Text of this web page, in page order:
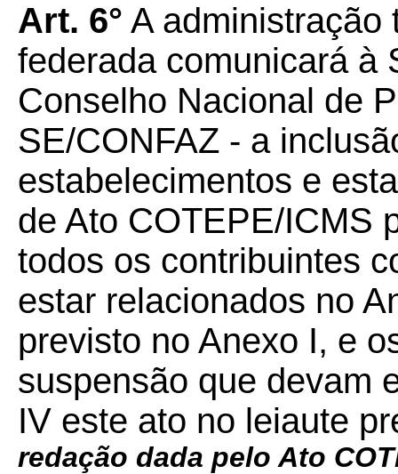
Art. 6° A administração
federada comunicará à
Conselho Nacional de
SE/CONFAZ - a
estabelecimentos e
de Ato COTEPE/ICMS
todos os contribuintes
estar relacionados no
previsto no Anexo I, e
suspensão que devam
IV este ato no leiaute
redação dada pelo Ato